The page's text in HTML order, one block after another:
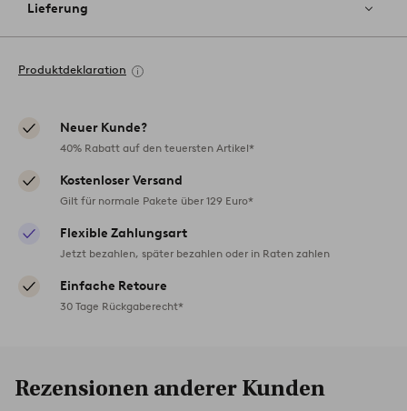
Lieferung
Produktdeklaration
Neuer Kunde?
40% Rabatt auf den teuersten Artikel*
Kostenloser Versand
Gilt für normale Pakete über 129 Euro*
Flexible Zahlungsart
Jetzt bezahlen, später bezahlen oder in Raten zahlen
Einfache Retoure
30 Tage Rückgaberecht*
Rezensionen anderer Kunden